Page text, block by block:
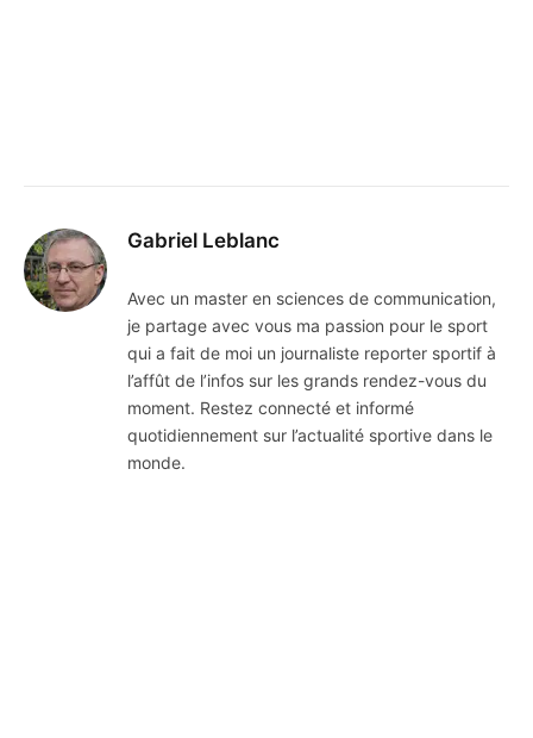
Gabriel Leblanc
Avec un master en sciences de communication,
je partage avec vous ma passion pour le sport
qui a fait de moi un journaliste reporter sportif à
l’affût de l’infos sur les grands rendez-vous du
moment. Restez connecté et informé
quotidiennement sur l’actualité sportive dans le
monde.